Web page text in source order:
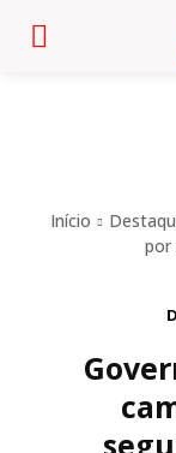
Início
por